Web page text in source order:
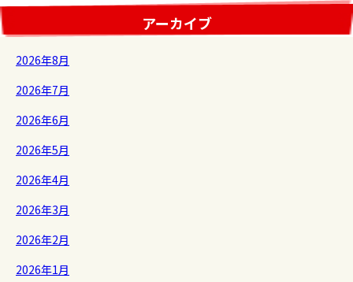
アーカイブ
2026年8月
2026年7月
2026年6月
2026年5月
2026年4月
2026年3月
2026年2月
2026年1月